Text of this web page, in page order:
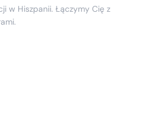
w Hiszpanii. Łączymy Cię z